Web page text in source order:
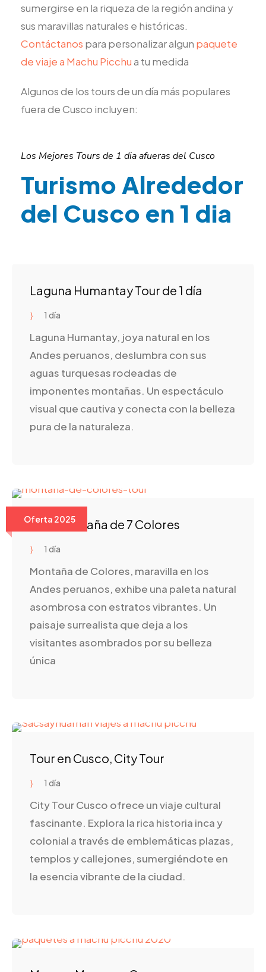
sumergirse en la riqueza de la región andina y
sus maravillas naturales e históricas.
Contáctanos para personalizar algun paquete
de viaje a Machu Picchua tu medida
Algunos de los tours de un día más populares
fuera de Cusco incluyen:
Los Mejores Tours de 1 dia afueras del Cusco
Turismo Alrededor
del Cusco en 1 dia
Laguna Humantay Tour de 1 día
1 día
Laguna Humantay, joya natural en los
Andes peruanos, deslumbra con sus
aguas turquesas rodeadas de
imponentes montañas. Un espectáculo
visual que cautiva y conecta con la belleza
pura de la naturaleza.
Oferta 2025
Tour Montaña de 7 Colores
1 día
Montaña de Colores, maravilla en los
Andes peruanos, exhibe una paleta natural
asombrosa con estratos vibrantes. Un
paisaje surrealista que deja a los
visitantes asombrados por su belleza
única
Tour en Cusco, City Tour
1 día
City Tour Cusco ofrece un viaje cultural
fascinante. Explora la rica historia inca y
colonial a través de emblemáticas plazas,
templos y callejones, sumergiéndote en
la esencia vibrante de la ciudad.